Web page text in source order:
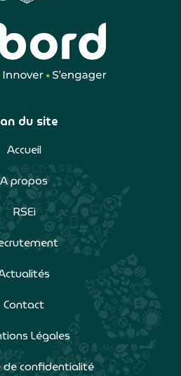
du site
Accueil
A propos
RSEi
Contact
Légales
confidentialité